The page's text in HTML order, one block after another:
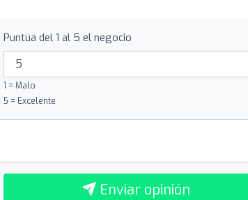
Puntúa del 1 al 5 el negocio
1 = Malo
5 = Excelente
Enviar opinión